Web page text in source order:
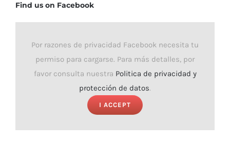
Find us on Facebook
Por razones de privacidad Facebook necesita tu
permiso para cargarse. Para más detalles, por
favor consulta nuestra Politica de privacidad y
protección de datos.
I ACCEPT